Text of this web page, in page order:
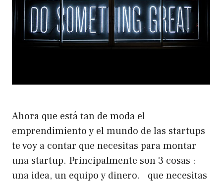
Ahora que está tan de moda el
emprendimiento y el mundo de las startups
te voy a contar que necesitas para montar
una startup. Principalmente son 3 cosas :
una idea, un equipo y dinero. que necesitas